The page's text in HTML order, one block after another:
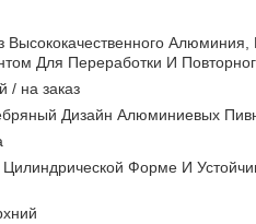
Высококачественного
Для Переработки И
/ на заказ
Дизайн Алюминиевых
Форме И